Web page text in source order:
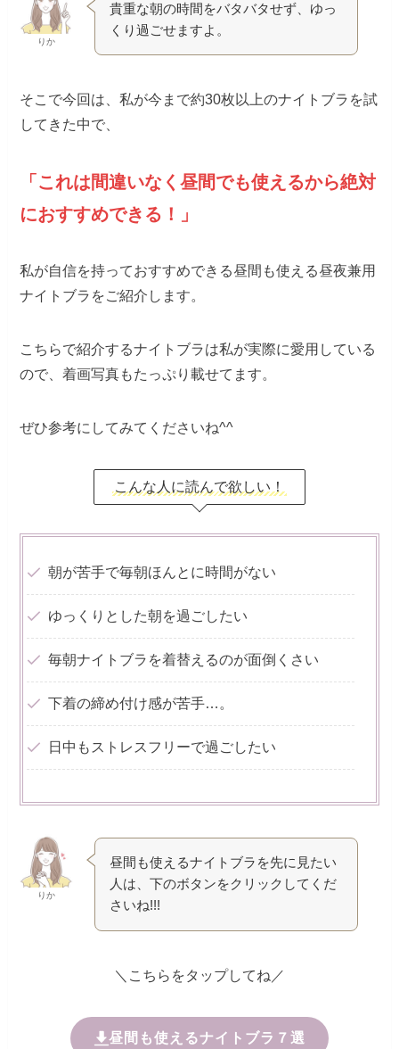
りか
貴重な朝の時間をバタバタせず、ゆっ
くり過ごせますよ。
そこで今回は、私が今まで約30枚以上のナイトブラを試
してきた中で、
「これは間違いなく昼間でも使えるから絶対
におすすめできる！」
私が自信を持っておすすめできる昼間も使える昼夜兼用
ナイトブラをご紹介します。
こちらで紹介するナイトブラは私が実際に愛用している
ので、着画写真もたっぷり載せてます。
ぜひ参考にしてみてくださいね^^
こんな人に読んで欲しい！
朝が苦手で毎朝ほんとに時間がない
ゆっくりとした朝を過ごしたい
毎朝ナイトブラを着替えるのが面倒くさい
下着の締め付け感が苦手…。
日中もストレスフリーで過ごしたい
りか
昼間も使えるナイトブラを先に見たい
人は、下のボタンをクリックしてくだ
さいね!!!
＼こちらをタップしてね／
昼間も使えるナイトブラ７選